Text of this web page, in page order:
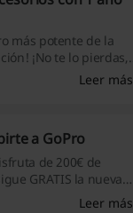
más potente de la
¡No te lo pierdas,
Leer más
a GoPro
de 200€ de
GRATIS la nueva
64 GB.. ¡Aprovecha
Leer más